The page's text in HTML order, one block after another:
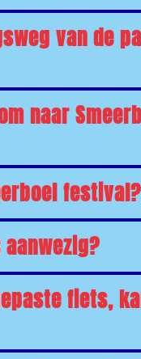
van de
naar
festival?
fiets,